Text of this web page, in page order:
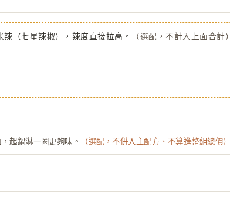
辣（七星辣椒），辣度直接拉高。 （選配，不計入上面合計）
起鍋淋一圈更夠味。 （選配，不併入主配方、不算進整組總價）